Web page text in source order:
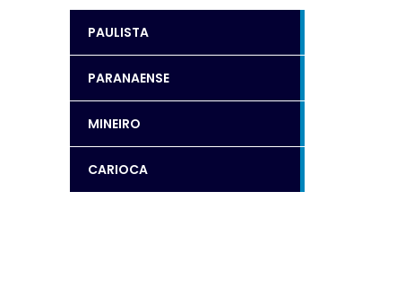
PAULISTA
PARANAENSE
MINEIRO
CARIOCA